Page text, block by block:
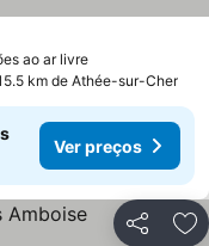
ao ar livreVer preços
km de Athée-sur-Cher
Ver preços
Partilhar